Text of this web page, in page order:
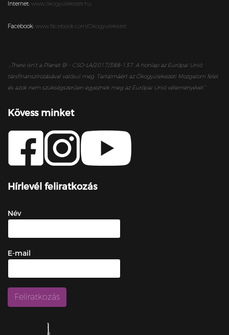
Internet: www.okogyulekezet.hu
Facebook: www.facebook.com/Okogyulekezet
„ There isn’t a Planet B! - CSO-LA/2017/388-137. A honlap az Európai Unió
társfinanszírozásával valósul meg. Tartalmáért az Ökogyülekezeti Mozgalom felel,
és azok nem szükségszerűen egyeznek meg az Európai Unió véleményével.”
Kövess minket
Hírlevél feliratkozás
Név
E-mail